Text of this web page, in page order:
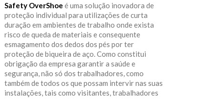
Safety OverShoe é uma solução inovadora de
proteção individual para utilizações de curta
duração em ambientes de trabalho onde exista
risco de queda de materiais e consequente
esmagamento dos dedos dos pés por ter
proteção de biqueira de aço. Como constitui
obrigação da empresa garantir a saúde e
segurança, não só dos trabalhadores, como
também de todos os que possam intervir nas suas
instalações, tais como visitantes, trabalhadores